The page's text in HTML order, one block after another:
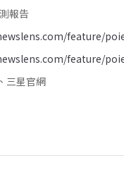
報告
feature/
feature/
三星官網